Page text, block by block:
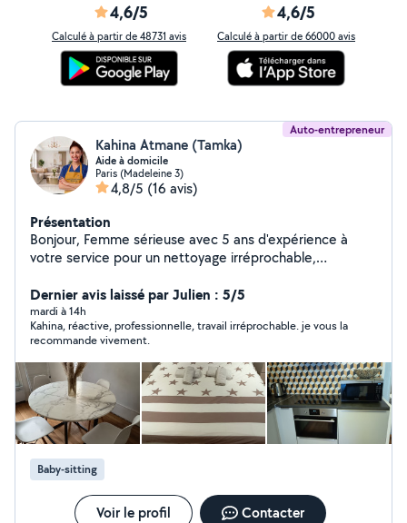
4,6/5
Calculé à partir de 48731 avis
4,6/5
Calculé à partir de 66000 avis
Auto-entrepreneur
Kahina Atmane (Tamka)
Aide à domicile
Paris (Madeleine 3)
4,8/5 (16 avis)
Présentation
Bonjour, Femme sérieuse avec 5 ans d'expérience à
votre service pour un nettoyage irréprochable,
de chaque surface, je vous garantis un foyer soigné avec
rigueur et cœur Savoir-faire , Discrétion, Travail soigné .
Références disponibles Bien Cordialement, Kahina
Dernier avis laissé par Julien : 5/5
mardi à 14h
Kahina, réactive, professionnelle, travail irréprochable. je vous la
recommande vivement.
Baby-sitting
Voir le profil Contacter